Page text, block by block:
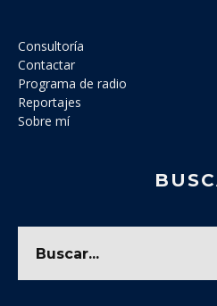
Consultoría
Contactar
Programa de radio
Reportajes
Sobre mí